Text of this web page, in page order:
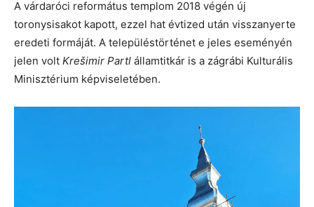
A várdaróci református templom 2018 végén új
toronysisakot kapott, ezzel hat évtized után visszanyerte
eredeti formáját. A településtörténet e jeles eseményén
jelen volt Krešimir Partl államtitkár is a zágrábi Kulturális
Minisztérium képviseletében.